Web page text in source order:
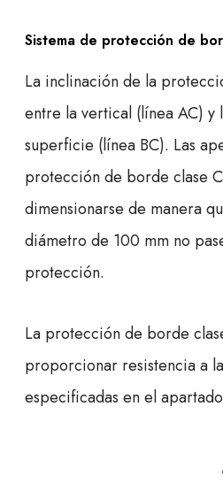
Sistema de protección de
La inclinación de la
entre la vertical (línea AC)
superficie (línea BC). Las
protección de borde clase
dimensionarse de manera
diámetro de 100 mm no
protección.
La protección de borde
proporcionar resistencia a
especificadas en el